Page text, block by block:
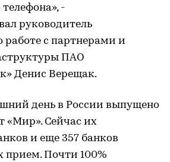
-
руководитель
работе с партнерами и
ПАО
Денис Верещак.
день в России выпущено
«Мир». Сейчас их
и еще 357 банков
прием. Почти 100%